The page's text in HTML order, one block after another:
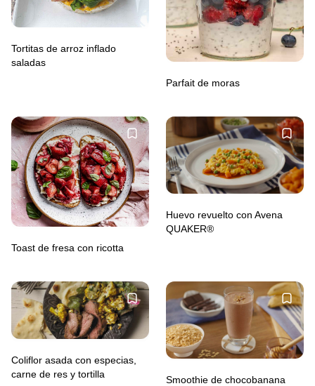
Tortitas de arroz inflado
saladas
Parfait de moras
Toast de fresa con ricotta
Huevo revuelto con Avena
QUAKER®
Coliflor asada con especias,
carne de res y tortilla
Smoothie de chocobanana